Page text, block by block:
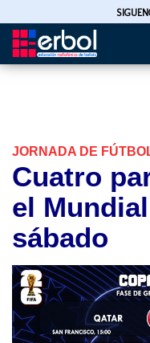
Pasar
JORNADA DE
Cuatro
el
sábado